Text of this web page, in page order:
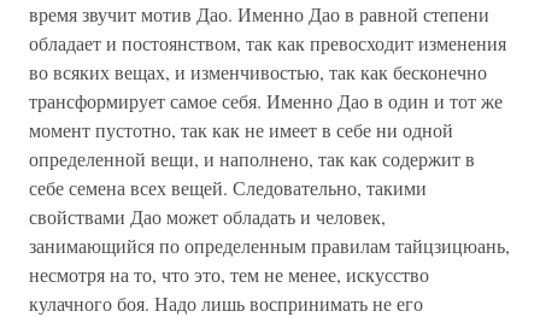
время звучит мотив Дао. Именно Дао в равной степени
обладает и постоянством, так как превосходит изменения
во всяких вещах, и изменчивостью, так как бесконечно
трансформирует самое себя. Именно Дао в один и тот же
момент пустотно, так как не имеет в себе ни одной
определенной вещи, и наполнено, так как содержит в
себе семена всех вещей. Следовательно, такими
свойствами Дао может обладать и человек,
занимающийся по определенным правилам тайцзицюань,
несмотря на то, что это, тем не менее, искусство
кулачного боя. Надо лишь воспринимать не его